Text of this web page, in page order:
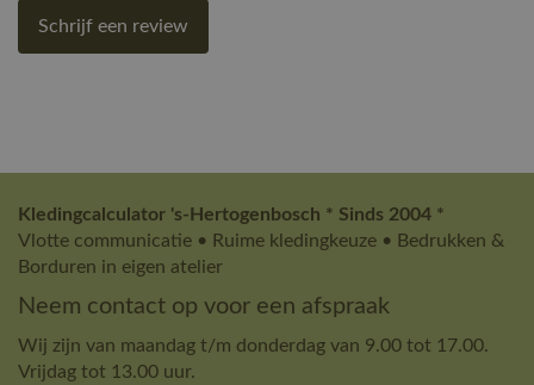
Schrijf een review
Kledingcalculator 's-Hertogenbosch * Sinds 2004 *
Vlotte communicatie • Ruime kledingkeuze • Bedrukken &
Borduren in eigen atelier
Neem contact op voor een afspraak
Wij zijn van maandag t/m donderdag van 9.00 tot 17.00.
Vrijdag tot 13.00 uur.